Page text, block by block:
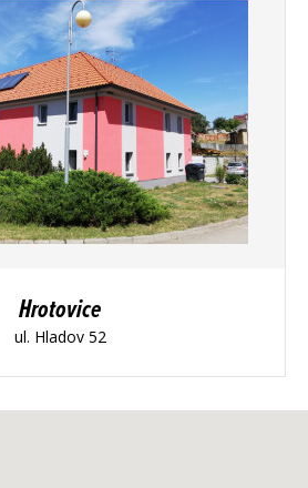
Hrotovice
ul. Hladov 52